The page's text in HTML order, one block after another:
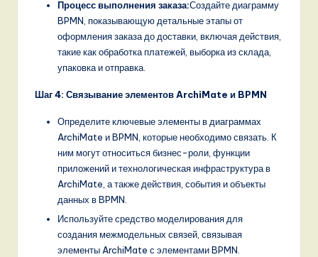
Процесс выполнения заказа:Создайте диаграмму
BPMN, показывающую детальные этапы от
оформления заказа до доставки, включая действия,
такие как обработка платежей, выборка из склада,
упаковка и отправка.
Шаг 4: Связывание элементов ArchiMate и BPMN
Определите ключевые элементы в диаграммах
ArchiMate и BPMN, которые необходимо связать. К
ним могут относиться бизнес-роли, функции
приложений и технологическая инфраструктура в
ArchiMate, а также действия, события и объекты
данных в BPMN.
Используйте средство моделирования для
создания межмодельных связей, связывая
элементы ArchiMate с элементами BPMN.